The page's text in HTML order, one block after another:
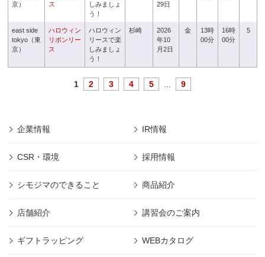
京）
ス
しみましょ
う！
29日
east side
tokyo（東
京）
ハロウィン
リボンリー
ス
ハロウィン
リースで楽
しみましょ
う！
杉崎
2026
年10
月2日
金
13時
00分
16時
00分
5
1 2 3 4 5 9
企業情報 IR情報
CSR・環境 採用情報
シモジマのできること 商品紹介
店舗紹介 講習会のご案内
ギフトラッピング WEBカタログ